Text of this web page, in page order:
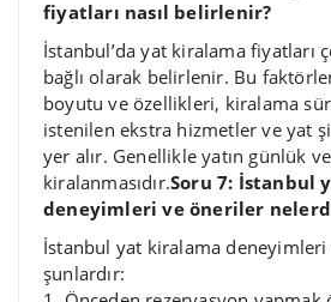
fiyatları nasıl belirlenir?
İstanbul’da yat kiralama fiyatları
bağlı olarak belirlenir. Bu
boyutu ve özellikleri, kiralama
istenilen ekstra hizmetler ve yat
yer alır. Genellikle yatın günlük
kiralanmasıdır.Soru 7: İstanbul
deneyimleri ve öneriler
İstanbul yat kiralama
şunlardır: